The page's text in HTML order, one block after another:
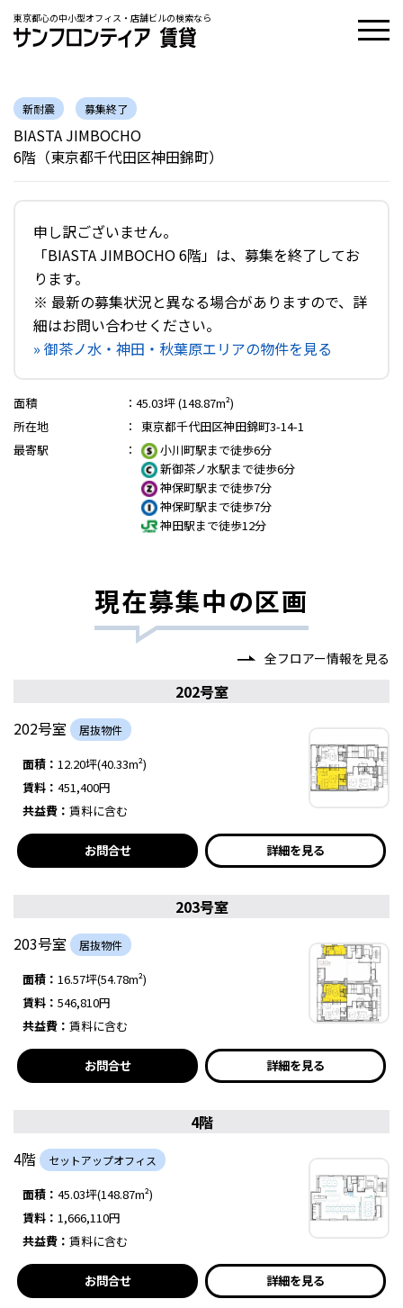
東京都心の中小型オフィス・店舗ビルの検索なら
新耐震 募集終了
BIASTA JIMBOCHO
6階（東京都千代田区神田錦町）
申し訳ございません。
「BIASTA JIMBOCHO 6階」は、募集を終了してお
ります。
※ 最新の募集状況と異なる場合がありますので、詳
細はお問い合わせください。
» 御茶ノ水・神田・秋葉原エリアの物件を見る
面積 ： 45.03坪 (148.87m²)
所在地
：
東京都千代田区神田錦町3-14-1
最寄駅
：
小川町駅まで徒歩6分
新御茶ノ水駅まで徒歩6分
神保町駅まで徒歩7分
神保町駅まで徒歩7分
神田駅まで徒歩12分
現在募集中の区画
全フロアー情報を見る
202号室
202号室
居抜物件
面積： 12.20坪(40.33m²)
賃料： 451,400円
共益費： 賃料に含む
お問合せ 詳細を見る
203号室
203号室
居抜物件
面積： 16.57坪(54.78m²)
賃料： 546,810円
共益費： 賃料に含む
お問合せ 詳細を見る
4階
4階
セットアップオフィス
面積： 45.03坪(148.87m²)
賃料： 1,666,110円
共益費： 賃料に含む
お問合せ 詳細を見る